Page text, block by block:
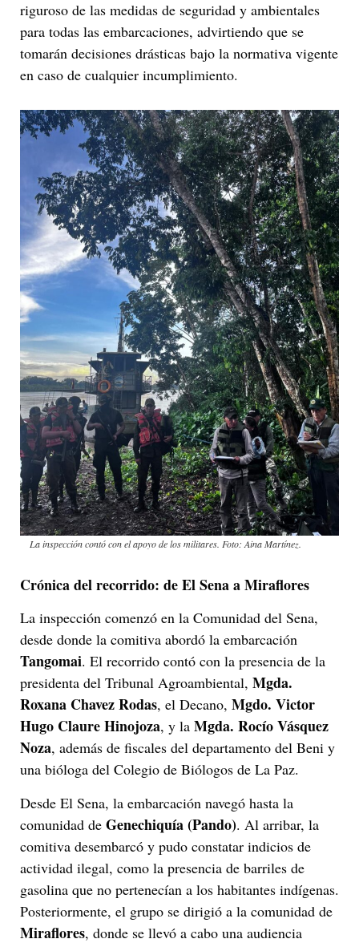
riguroso de las medidas de seguridad y ambientales
para todas las embarcaciones, advirtiendo que se
tomarán decisiones drásticas bajo la normativa vigente
en caso de cualquier incumplimiento.
La inspección contó con el apoyo de los militares. Foto: Aina Martínez.
Crónica del recorrido: de El Sena a Miraflores
La inspección comenzó en la Comunidad del Sena,
desde donde la comitiva abordó la embarcación
Tangomai. El recorrido contó con la presencia de la
presidenta del Tribunal Agroambiental, Mgda.
Roxana Chavez Rodas, el Decano, Mgdo. Victor
Hugo Claure Hinojoza, y la Mgda. Rocío Vásquez
Noza, además de fiscales del departamento del Beni y
una bióloga del Colegio de Biólogos de La Paz.
Desde El Sena, la embarcación navegó hasta la
comunidad de Genechiquía (Pando). Al arribar, la
comitiva desembarcó y pudo constatar indicios de
actividad ilegal, como la presencia de barriles de
gasolina que no pertenecían a los habitantes indígenas.
Posteriormente, el grupo se dirigió a la comunidad de
Miraflores, donde se llevó a cabo una audiencia